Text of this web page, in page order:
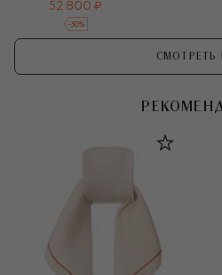
52 800 ₽
-30%
СМОТРЕТЬ